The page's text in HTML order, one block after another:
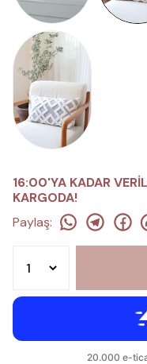
16:00'YA KADAR
KARGODA!
Paylaş: